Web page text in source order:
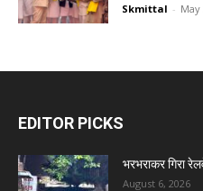
Skmittal - May
EDITOR PICKS
भरभराकर गिरा
August 6, 2026